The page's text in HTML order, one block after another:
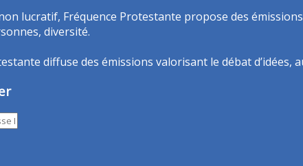
lucratif, Fréquence Protestante propose des
diversité.
diffuse des émissions valorisant le débat